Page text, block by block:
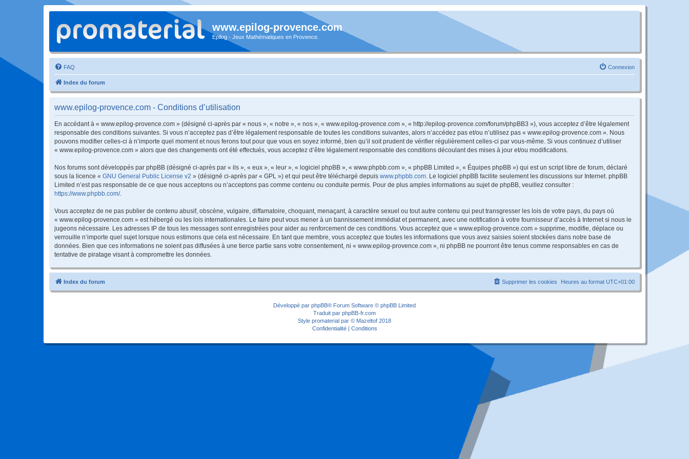
www.epilog-provence.com
Epilog - Jeux Mathématiques en Provence.
FAQ Connexion
Index du forum
www.epilog-provence.com - Conditions d’utilisation
En accédant à « www.epilog-provence.com » (désigné ci-après par « nous », « notre », « nos », « www.epilog-provence.com », « http://epilog-provence.com/forum/phpBB3 »), vous acceptez d’être légalement
responsable des conditions suivantes. Si vous n’acceptez pas d’être légalement responsable de toutes les conditions suivantes, alors n’accédez pas et/ou n’utilisez pas « www.epilog-provence.com ». Nous
pouvons modifier celles-ci à n’importe quel moment et nous ferons tout pour que vous en soyez informé, bien qu’il soit prudent de vérifier régulièrement celles-ci par vous-même. Si vous continuez d’utiliser
« www.epilog-provence.com » alors que des changements ont été effectués, vous acceptez d’être légalement responsable des conditions découlant des mises à jour et/ou modifications.
Nos forums sont développés par phpBB (désigné ci-après par « ils », « eux », « leur », « logiciel phpBB », « www.phpbb.com », « phpBB Limited », « Équipes phpBB ») qui est un script libre de forum, déclaré
sous la licence « GNU General Public License v2 » (désigné ci-après par « GPL ») et qui peut être téléchargé depuis www.phpbb.com . Le logiciel phpBB facilite seulement les discussions sur Internet. phpBB
Limited n’est pas responsable de ce que nous acceptons ou n’acceptons pas comme contenu ou conduite permis. Pour de plus amples informations au sujet de phpBB, veuillez consulter :
https://www.phpbb.com/.
Vous acceptez de ne pas publier de contenu abusif, obscène, vulgaire, diffamatoire, choquant, menaçant, à caractère sexuel ou tout autre contenu qui peut transgresser les lois de votre pays, du pays où
« www.epilog-provence.com » est hébergé ou les lois internationales. Le faire peut vous mener à un bannissement immédiat et permanent, avec une notification à votre fournisseur d’accès à Internet si nous le
jugeons nécessaire. Les adresses IP de tous les messages sont enregistrées pour aider au renforcement de ces conditions. Vous acceptez que « www.epilog-provence.com » supprime, modifie, déplace ou
verrouille n’importe quel sujet lorsque nous estimons que cela est nécessaire. En tant que membre, vous acceptez que toutes les informations que vous avez saisies soient stockées dans notre base de
données. Bien que ces informations ne soient pas diffusées à une tierce partie sans votre consentement, ni « www.epilog-provence.com », ni phpBB ne pourront être tenus comme responsables en cas de
tentative de piratage visant à compromettre les données.
Index du forum Heures au format UTC+01:00
Supprimer les cookies
Développé par phpBB® Forum Software © phpBB Limited
Traduit par phpBB-fr.com
Style promaterial par © Mazeltof 2018
Confidentialité| Conditions